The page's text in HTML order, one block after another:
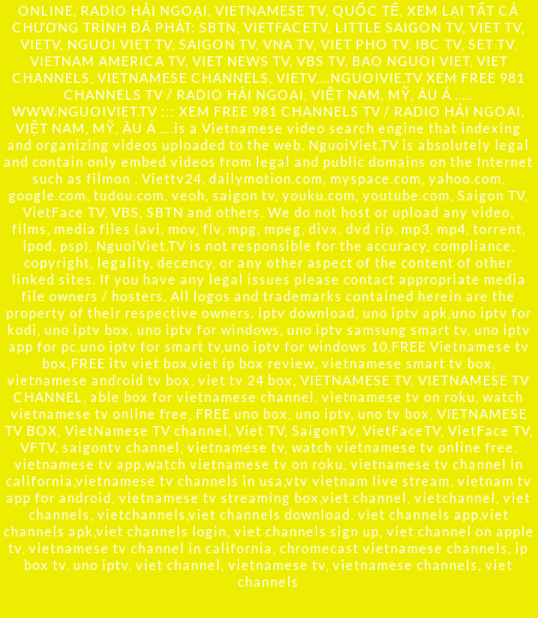
ONLINE, RADIO HẢI NGOẠI, VIETNAMESE TV, QUỐC TẾ, XEM LẠI TẤT CẢ
CHƯƠNG TRÌNH ĐÃ PHÁT: SBTN, VIETFACETV, LITTLE SAIGON TV, VIET TV,
VIETV, NGUOI VIET TV, SAIGON TV, VNA TV, VIET PHO TV, IBC TV, SET TV,
VIETNAM AMERICA TV, VIET NEWS TV, VBS TV, BAO NGUOI VIET, VIET
CHANNELS, VIETNAMESE CHANNELS, VIETV,... NGUOIVIE.TV XEM FREE 981
CHANNELS TV / RADIO HẢI NGOẠI, VIỆT NAM, MỸ, ÂU Á …..
WWW.NGUOIVIET.TV ::: XEM FREE 981 CHANNELS TV / RADIO HẢI NGOẠI,
VIỆT NAM, MỸ, ÂU Á ….is a Vietnamese video search engine that indexing
and organizing videos uploaded to the web. NguoiViet.TV is absolutely legal
and contain only embed videos from legal and public domains on the Internet
such as filmon , Viettv24, dailymotion.com, myspace.com, yahoo.com,
google.com, tudou.com, veoh, saigon tv, youku.com, youtube.com, Saigon TV,
VietFace TV, VBS, SBTN and others. We do not host or upload any video,
films, media files (avi, mov, flv, mpg, mpeg, divx, dvd rip, mp3, mp4, torrent,
ipod, psp), NguoiViet.TV is not responsible for the accuracy, compliance,
copyright, legality, decency, or any other aspect of the content of other
linked sites. If you have any legal issues please contact appropriate media
file owners / hosters. All logos and trademarks contained herein are the
property of their respective owners. iptv download, uno iptv apk,uno iptv for
kodi, uno iptv box, uno iptv for windows, uno iptv samsung smart tv, uno iptv
app for pc,uno iptv for smart tv,uno iptv for windows 10,FREE Vietnamese tv
box,FREE itv viet box,viet ip box review, vietnamese smart tv box,
vietnamese android tv box, viet tv 24 box, VIETNAMESE TV, VIETNAMESE TV
CHANNEL, able box for vietnamese channel, vietnamese tv on roku, watch
vietnamese tv online free, FREE uno box, uno iptv, uno tv box, VIETNAMESE
TV BOX, VietNamese TV channel, Viet TV, SaigonTV, VietFaceTV, VietFace TV,
VFTV, saigontv channel, vietnamese tv, watch vietnamese tv online free,
vietnamese tv app,watch vietnamese tv on roku, vietnamese tv channel in
california,vietnamese tv channels in usa,vtv vietnam live stream, vietnam tv
app for android, vietnamese tv streaming box,viet channel, vietchannel, viet
channels, vietchannels,viet channels download, viet channels app,viet
channels apk,viet channels login, viet channels sign up, viet channel on apple
tv, vietnamese tv channel in california, chromecast vietnamese channels, ip
box tv, uno iptv, viet channel, vietnamese tv, vietnamese channels, viet
channels